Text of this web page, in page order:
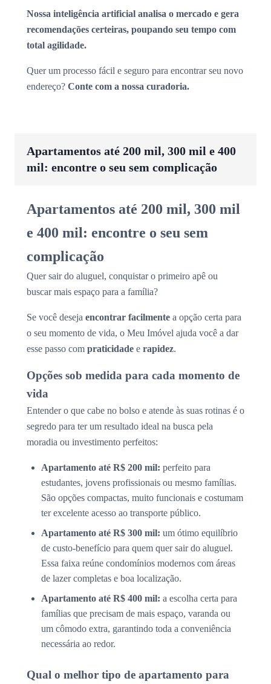
Nossa inteligência artificial analisa o mercado e gera
recomendações certeiras, poupando seu tempo com
total agilidade.
Quer um processo fácil e seguro para encontrar seu novo
endereço? Conte com a nossa curadoria.
Apartamentos até 200 mil, 300 mil e 400
mil: encontre o seu sem complicação
Apartamentos até 200 mil, 300 mil
e 400 mil: encontre o seu sem
complicação
Quer sair do aluguel, conquistar o primeiro apê ou
buscar mais espaço para a família?
Se você deseja encontrar facilmente a opção certa para
o seu momento de vida, o Meu Imóvel ajuda você a dar
esse passo com praticidade e rapidez.
Opções sob medida para cada momento de
vida
Entender o que cabe no bolso e atende às suas rotinas é o
segredo para ter um resultado ideal na busca pela
moradia ou investimento perfeitos:
Apartamento até R$ 200 mil: perfeito para
estudantes, jovens profissionais ou mesmo famílias.
São opções compactas, muito funcionais e costumam
ter excelente acesso ao transporte público.
Apartamento até R$ 300 mil: um ótimo equilíbrio
de custo-benefício para quem quer sair do aluguel.
Essa faixa reúne condomínios modernos com áreas
de lazer completas e boa localização.
Apartamento até R$ 400 mil: a escolha certa para
famílias que precisam de mais espaço, varanda ou
um cômodo extra, garantindo toda a conveniência
necessária ao redor.
Qual o melhor tipo de apartamento para